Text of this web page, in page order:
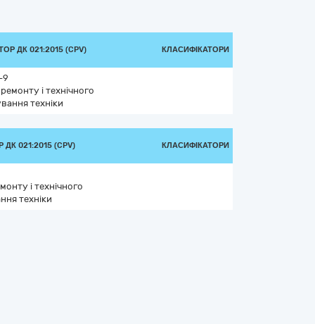
ДК 021:2015 (CPV) КЛАСИФІКАТОРИ
9
і технічного
техніки
021:2015 (CPV) КЛАСИФІКАТОРИ
і технічного
техніки